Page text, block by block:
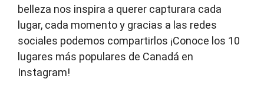
belleza nos inspira a querer capturara cada
lugar, cada momento y gracias a las redes
sociales podemos compartirlos ¡Conoce los 10
lugares más populares de Canadá en
Instagram!